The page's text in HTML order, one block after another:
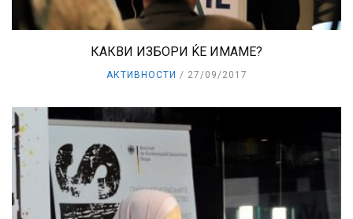
КАКВИ ИЗБОРИ ЌЕ ИМАМЕ?
АКТИВНОСТИ 27/09/2017